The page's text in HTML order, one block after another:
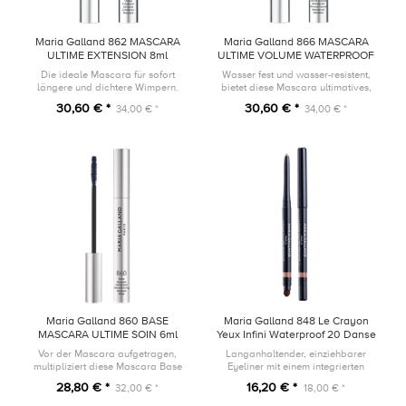
Maria Galland 862 MASCARA
ULTIME EXTENSION 8ml
Die ideale Mascara für sofort
längere und dichtere Wimpern.
30,60 € * 34,00 € *
Maria Galland 866 MASCARA
ULTIME VOLUME WATERPROOF
8ml
Wasser fest und wasser-resistent,
bietet diese Mascara ultimatives,
Augen zu öffnen.
30,60 € * 34,00 € *
Maria Galland 860 BASE
MASCARA ULTIME SOIN 6ml
Vor der Mascara aufgetragen,
multipliziert diese Mascara Base
Wimpern, dank der mit Peptiden,
28,80 € * 32,00 € *
Maria Galland 848 Le Crayon
Yeux Infini Waterproof 20 Danse
Irisée
Langanhaltender, einziehbarer
Eyeliner mit einem integrierten
einem Anspitzer.
16,20 € * 18,00 € *